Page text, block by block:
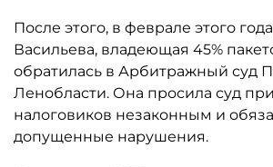
После этого, в феврале этого
Васильева, владеющая 45%
обратилась в Арбитражный суд
Ленобласти. Она просила суд
налоговиков незаконным и
допущенные нарушения.